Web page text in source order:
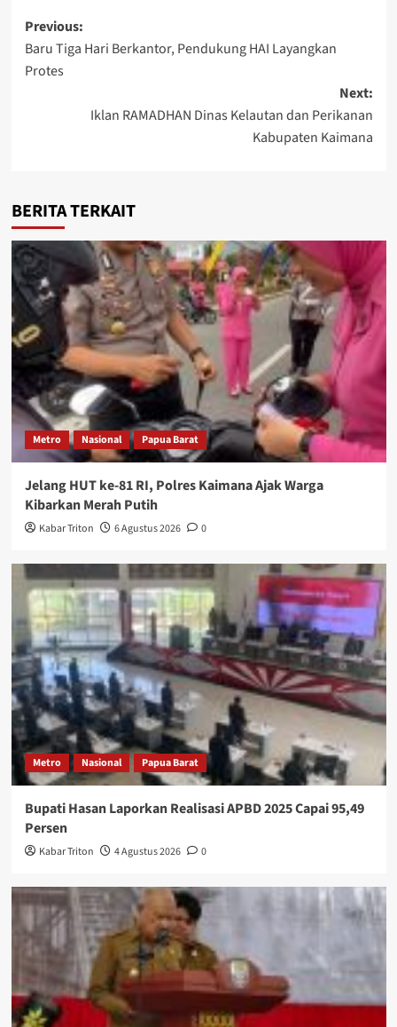
Post
navigation
Previous:
Baru Tiga Hari Berkantor, Pendukung HAI Layangkan
Protes
Next:
Iklan RAMADHAN Dinas Kelautan dan Perikanan
Kabupaten Kaimana
BERITA TERKAIT
Metro Nasional Papua Barat
Jelang HUT ke-81 RI, Polres Kaimana Ajak Warga
Kibarkan Merah Putih
Kabar Triton 6 Agustus 2026 0
Metro Nasional Papua Barat
Bupati Hasan Laporkan Realisasi APBD 2025 Capai 95,49
Persen
Kabar Triton 4 Agustus 2026 0